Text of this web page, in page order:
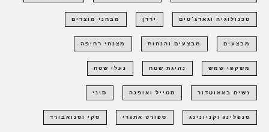
טכנולוגיה וגאדג'טים ירדן מבחני מוצרים
מבצעים מבצעים והנחות מצנחי רחיפה
משקפי שמש נהיגת שטח נעלי שטח
נשים באאוטדור סטייל ואופנה סיני
סנפלינג וקניונינג ספורט אתגרי סקי וסנואבורד